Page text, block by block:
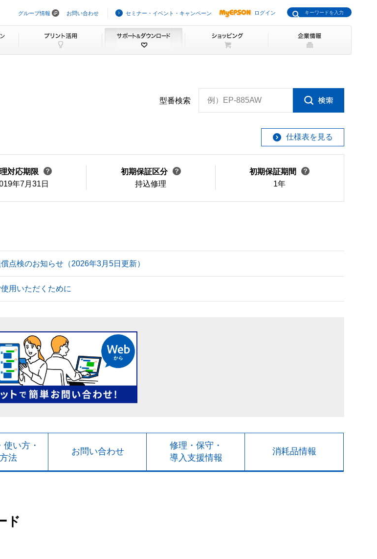
ビ
ョ
グループ情報 お問い合わせ セミナー・イベント・キャンペーン ログイン
型番検索 例）EP-885AW
仕様表を見る
対応期限
年7月31日
初期保証区分
持込修理
初期保証期間
1年
点検のお知らせ（2026年3月5日更新）
用いただくために
使い方・
法
お問い合わせ
修理・保守・
導入支援情報
消耗品情報
ド